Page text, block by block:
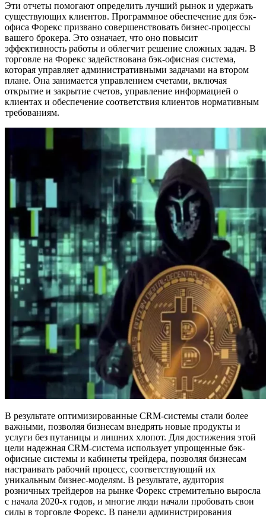
Эти отчеты помогают определить лучший рынок и удержать
существующих клиентов. Программное обеспечение для бэк-
офиса Форекс призвано совершенствовать бизнес-процессы
вашего брокера. Это означает, что оно повысит
эффективность работы и облегчит решение сложных задач. В
торговле на Форекс задействована бэк-офисная система,
которая управляет административными задачами на втором
плане. Она занимается управлением счетами, включая
открытие и закрытие счетов, управление информацией о
клиентах и обеспечение соответствия клиентов нормативным
требованиям.
В результате оптимизированные CRM-системы стали более
важными, позволяя бизнесам внедрять новые продукты и
услуги без путаницы и лишних хлопот. Для достижения этой
цели надежная CRM-система использует упрощенные бэк-
офисные системы и кабинеты трейдера, позволяя бизнесам
настраивать рабочий процесс, соответствующий их
уникальным бизнес-моделям. В результате, аудитория
розничных трейдеров на рынке Форекс стремительно выросла
с начала 2020-х годов, и многие люди начали пробовать свои
силы в торговле Форекс. В панели администрирования